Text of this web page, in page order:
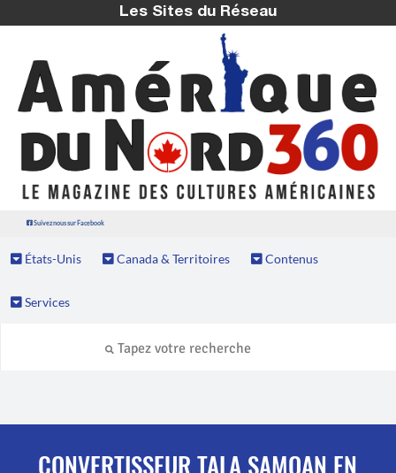
Les Sites du Réseau
Suivez nous sur Facebook
États-Unis Canada & Territoires Contenus
Services
CONVERTISSEUR TALA SAMOAN EN